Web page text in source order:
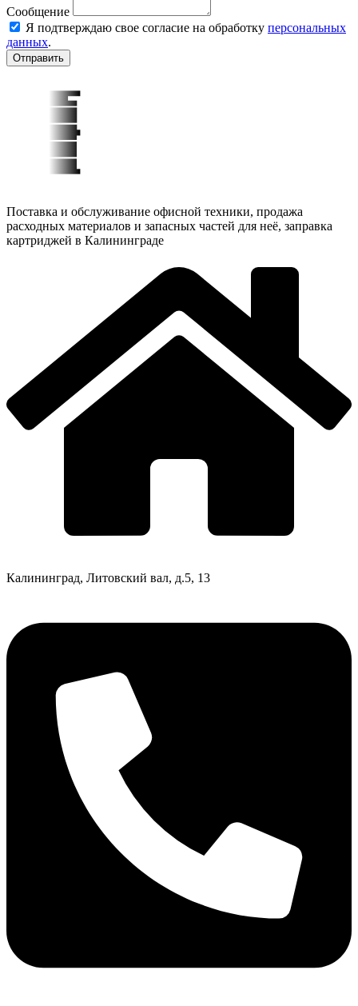
Сообщение
Я подтверждаю свое согласие на обработку персональных
данных.
Отправить
Поставка и обслуживание офисной техники, продажа
расходных материалов и запасных частей для неё, заправка
картриджей в Калининграде
Калининград, Литовский вал, д.5, 13